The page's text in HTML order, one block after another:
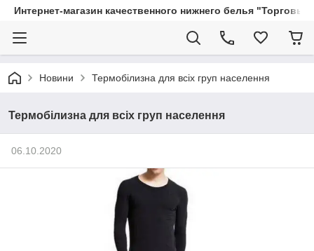
Интернет-магазин качественного нижнего белья
Новини Термобілизна для всіх груп населення
Термобілизна для всіх груп населення
06.10.2020